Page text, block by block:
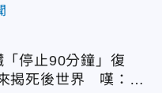
「停止90分鐘」復
揭死後世界 嘆：很